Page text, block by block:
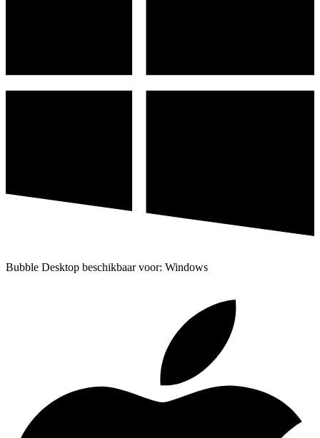
Bubble Desktop beschikbaar voor: Windows